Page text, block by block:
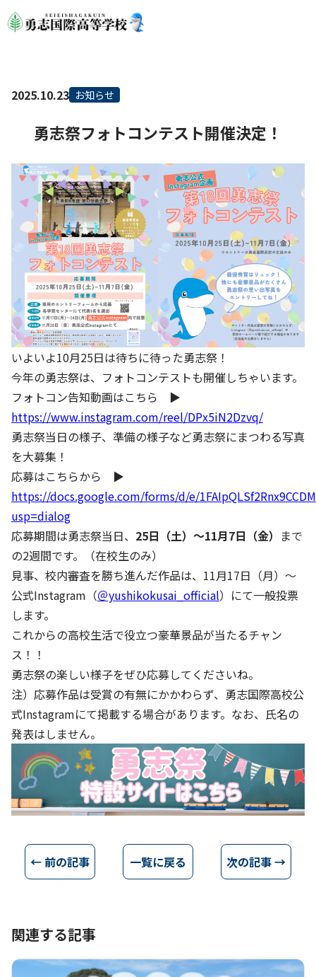
2025.10.23 お知らせ
勇志祭フォトコンテスト開催決定！
いよいよ10月25日は待ちに待った勇志祭！
今年の勇志祭は、フォトコンテストも開催しちゃいます。
フォトコン告知動画はこちら ▶
https://www.instagram.com/reel/DPx5iN2Dzvq/
勇志祭当日の様子、準備の様子など勇志祭にまつわる写真
を大募集！
応募はこちらから ▶
https://docs.google.com/forms/d/e/
usp=dialog
応募期間は勇志祭当日、 25日（土）～11月7日（金） まで
の2週間です。（在校生のみ）
見事、校内審査を勝ち進んだ作品は、11月17日（月）～
公式Instagram（＠yushikokusai_official）にて一般投票
します。
これからの高校生活で役立つ豪華景品が当たるチャン
ス！！
勇志祭の楽しい様子をぜひ応募してくださいね。
注）応募作品は受賞の有無にかかわらず、勇志国際高校公
式Instagramにて掲載する場合があります。なお、氏名の
発表はしません。
← 前の記事 一覧に戻る 次の記事 →
関連する記事